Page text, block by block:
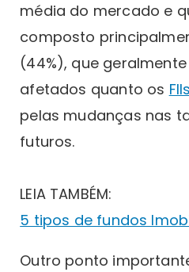
média do mercado e
composto
(44%), que
afetados quanto os
pelas mudanças nas
futuros.
LEIA TAMBÉM:
5 tipos de fundos
Outro ponto